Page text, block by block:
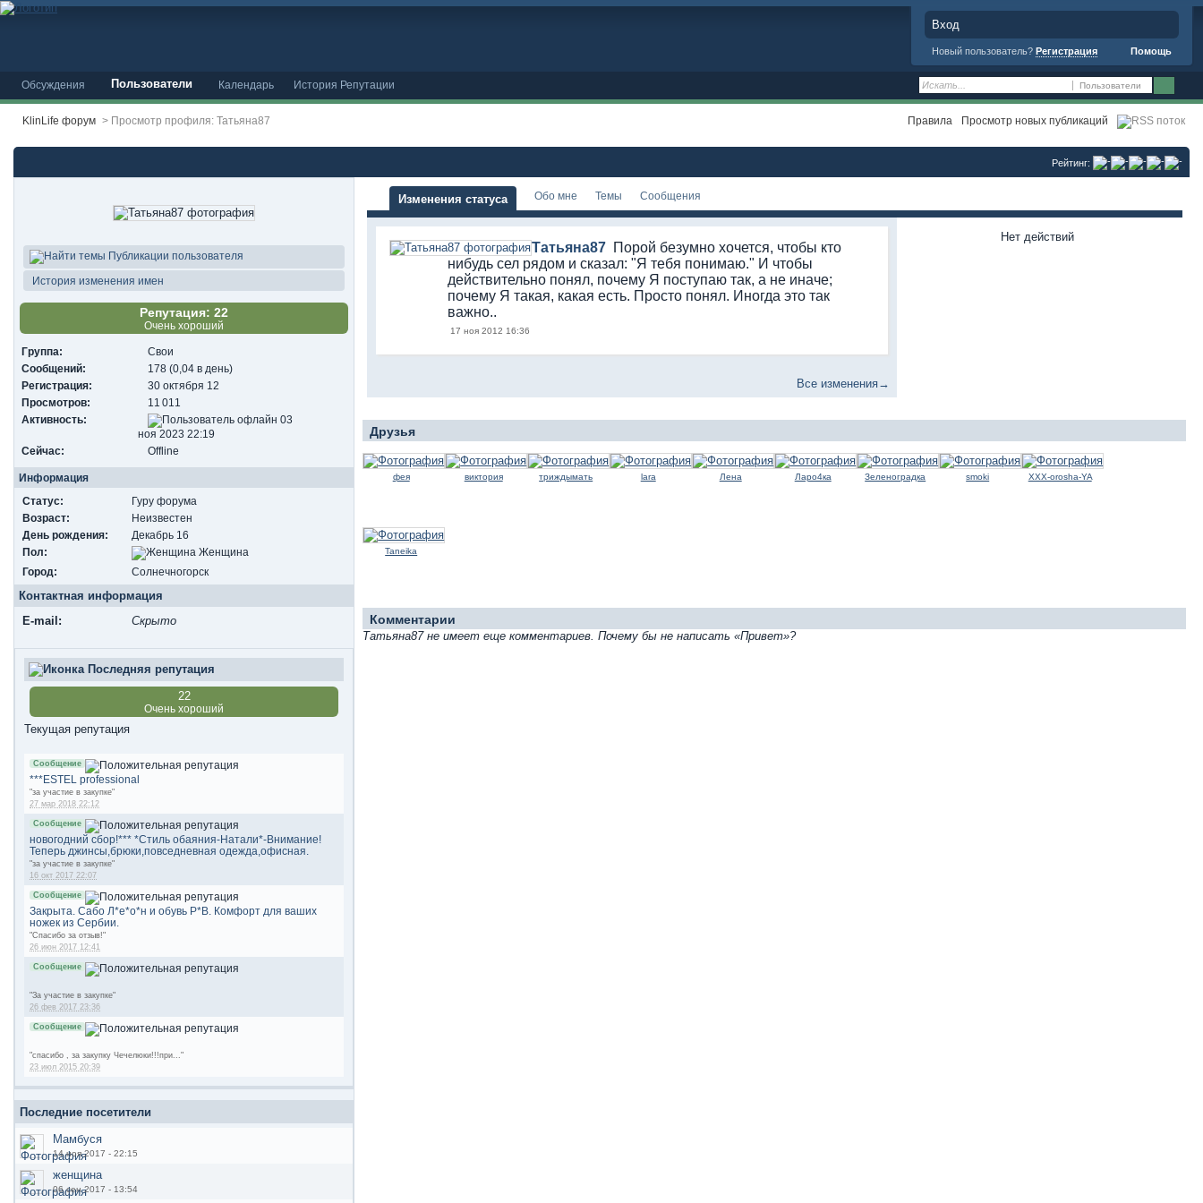
Вход
Новый пользователь? Регистрация Помощь
Пользователи
Обсуждения Пользователи Календарь История Репутации
KlinLife форум > Просмотр профиля: Татьяна87 Правила Просмотр новых публикаций
Рейтинг:
Публикации пользователя
История изменения имен
Репутация: 22
Очень хороший
Группа:
Свои
Сообщений:
178 (0,04 в день)
Регистрация:
30 октября 12
Просмотров:
11 011
Активность:
03
ноя 2023 22:19
Сейчас:
Offline
Информация
Статус:
Гуру форума
Возраст:
Неизвестен
День рождения:
Декабрь 16
Пол:
Женщина
Город:
Солнечногорск
Контактная информация
E-mail:
Скрыто
Последняя репутация
22
Очень хороший
Текущая репутация
Сообщение
***ESTEL professional
"за участие в закупке"
27 мар 2018 22:12
Сообщение
новогодний сбор!*** *Стиль обаяния-Натали*-Внимание!
Теперь джинсы,брюки,повседневная одежда,офисная.
"за участие в закупке"
16 окт 2017 22:07
Сообщение
Закрыта. Сабо Л*е*о*н и обувь Р*В. Комфорт для ваших
ножек из Сербии.
"Спасибо за отзыв!"
26 июн 2017 12:41
Сообщение
"За участие в закупке"
26 фев 2017 23:36
Сообщение
"спасибо , за закупку Чечелюки!!!при..."
23 июл 2015 20:39
Последние посетители
Мамбуся
14 ноя 2017 - 22:15
женщина
06 сен 2017 - 13:54
Изменения статуса Обо мне Темы Сообщения
Татьяна87 Порой безумно хочется, чтобы кто
нибудь сел рядом и сказал: "Я тебя понимаю." И чтобы
действительно понял, почему Я поступаю так, а не иначе;
почему Я такая, какая есть. Просто понял. Иногда это так
важно..
17 ноя 2012 16:36
Все изменения→
Нет действий
Друзья
фея виктория триждымать lara Лена Ларо4ка Зеленоградка smoki XXX-orosha-YA
Taneika
Комментарии
Татьяна87 не имеет еще комментариев. Почему бы не написать «Привет»?